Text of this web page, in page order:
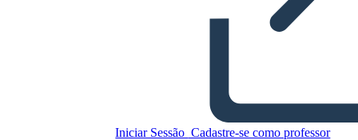
Iniciar Sessão Cadastre-se como professor
Copie este storyboard